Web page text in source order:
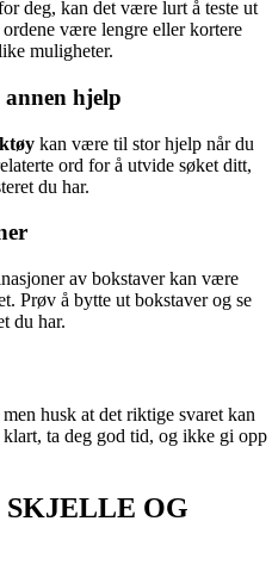
deg, kan det være lurt å teste ut
være lengre eller kortere
muligheter.
hjelp
kan være til stor hjelp når du
ord for å utvide søket ditt,
du har.
av bokstaver kan være
Prøv å bytte ut bokstaver og se
du har.
husk at det riktige svaret kan
ta deg god tid, og ikke gi opp
SKJELLE OG